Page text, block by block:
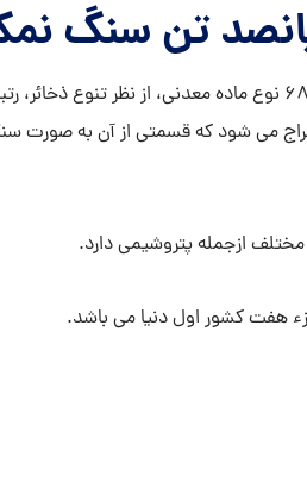
هر کشور است. ایران با داشتن ۶۸ نوع ماده معدنی، از نظر تنوع ذخائر،
معادن گرمسار استخراج می شود که قسمتی از آن به صورت
ازجمله پتروشیمی دارد.
هفت کشور اول دنیا می باشد.